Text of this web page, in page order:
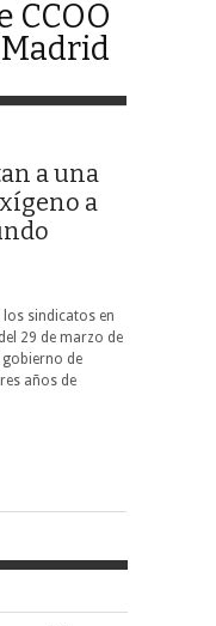
CCOO
Madrid
a una
a
sindicatos en
29 de marzo de
de
años de